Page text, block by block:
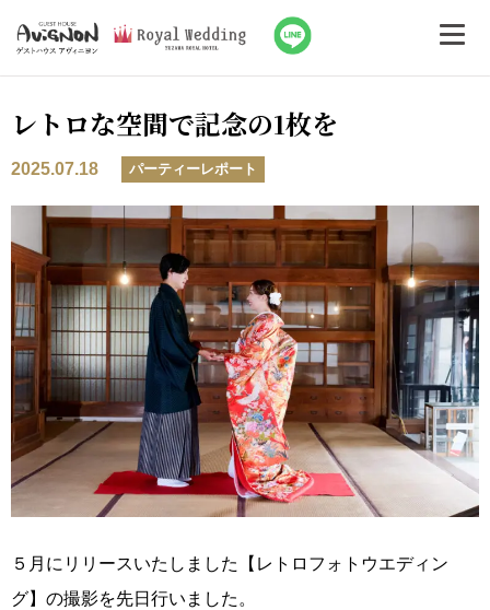
レトロな空間で記念の1枚を
2025.07.18 パーティーレポート
５月にリリースいたしました【レトロフォトウエディン
グ】の撮影を先日行いました。